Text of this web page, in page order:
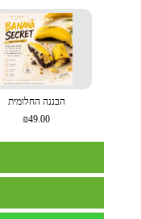
הבננה החלומית
₪49.00